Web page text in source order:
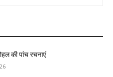
की पांच रचनाएं